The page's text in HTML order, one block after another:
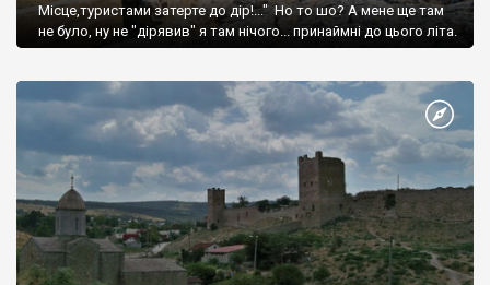
Місце,туристами затерте до дір!..." Но то шо? А мене ще там
не було, ну не "дірявив" я там нічого... принаймні до цього літа.